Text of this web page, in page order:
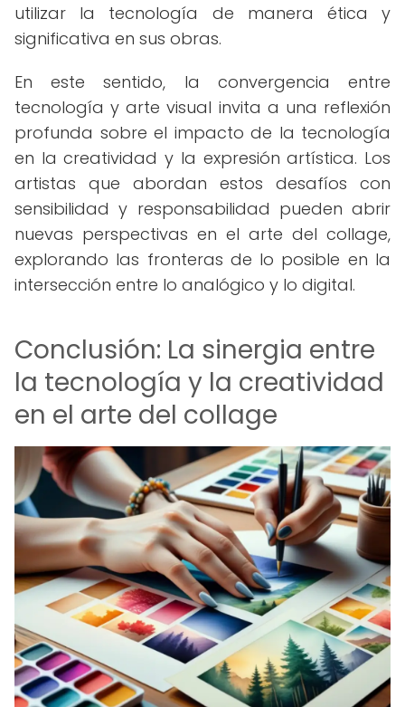
utilizar la tecnología de manera ética y
significativa en sus obras.
En este sentido, la convergencia entre
tecnología y arte visual invita a una reflexión
profunda sobre el impacto de la tecnología
en la creatividad y la expresión artística. Los
artistas que abordan estos desafíos con
sensibilidad y responsabilidad pueden abrir
nuevas perspectivas en el arte del collage,
explorando las fronteras de lo posible en la
intersección entre lo analógico y lo digital.
Conclusión: La sinergia entre
la tecnología y la creatividad
en el arte del collage